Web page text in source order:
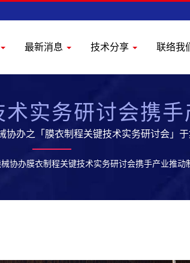
最新消息 技术分享 联络我
实务研讨会携手
流
办之「膜衣制程关键技术实务研讨会」
。 元成拥有专业的研发团队,提供优质的生
协办膜衣制程关键技术实务研讨会携手产业推动